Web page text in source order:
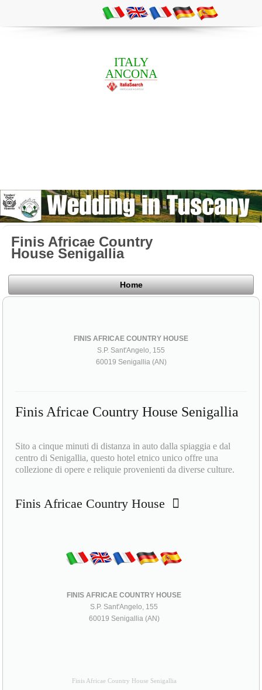
ITALY
ANCONA
Finis Africae Country
House Senigallia
Home
FINIS AFRICAE COUNTRY HOUSE
S.P. Sant'Angelo, 155
60019 Senigallia (AN)
Finis Africae Country House Senigallia
Sito a cinque minuti di distanza in auto dalla spiaggia e dal
centro di Senigallia, questo hotel etnico unico offre una
collezione di opere e reliquie provenienti da diverse culture.
Finis Africae Country House
FINIS AFRICAE COUNTRY HOUSE
S.P. Sant'Angelo, 155
60019 Senigallia (AN)
Finis Africae Country House Senigallia